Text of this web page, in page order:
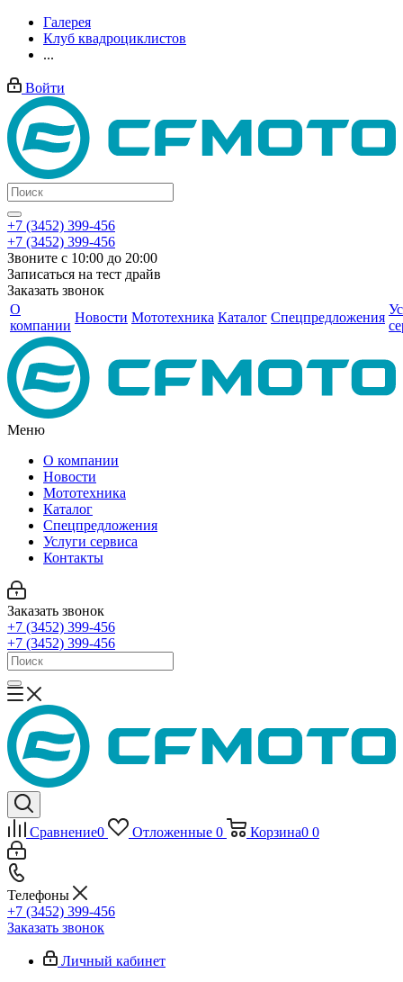
Галерея
Клуб квадроциклистов
...
Войти
+7 (3452) 399-456
+7 (3452) 399-456
Звоните с 10:00 до 20:00
Записаться на тест драйв
Заказать звонок
О
компании
Новости Мототехника Каталог Спецпредложения
Меню
О компании
Новости
Мототехника
Каталог
Спецпредложения
Услуги сервиса
Контакты
Заказать звонок
+7 (3452) 399-456
+7 (3452) 399-456
Сравнение0 Отложенные 0 Корзина0 0
Телефоны
+7 (3452) 399-456
Заказать звонок
Личный кабинет